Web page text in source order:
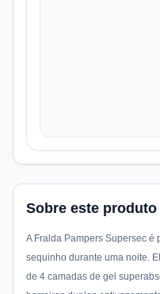
Sobre este produto
A Fralda Pampers Supersec é
sequinho durante uma noite.
de 4 camadas de gel